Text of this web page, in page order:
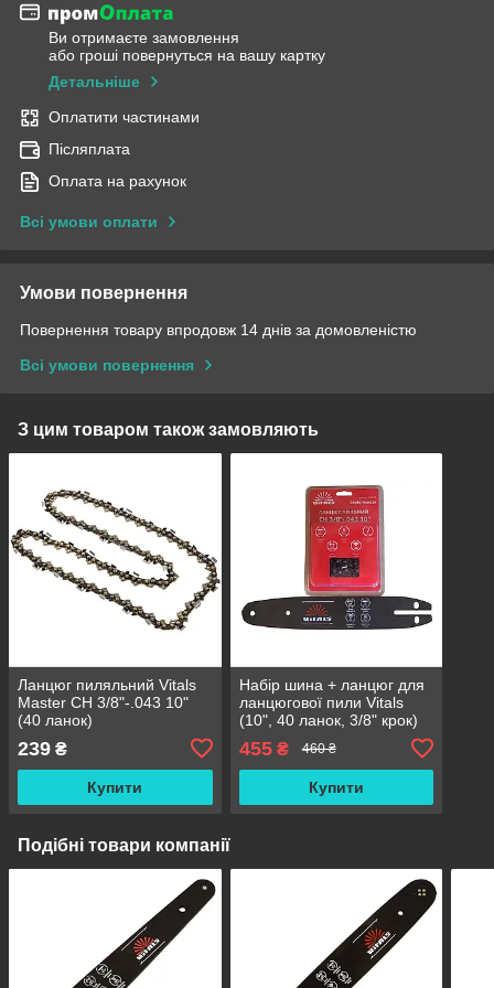
Ви отримаєте замовлення
або гроші повернуться на вашу картку
Детальніше
Оплатити частинами
Післяплата
Оплата на рахунок
Всі умови оплати
Умови повернення
Повернення товару впродовж 14 днів за домовленістю
Всі умови повернення
З цим товаром також замовляють
Ланцюг пиляльний Vitals
Master СH 3/8"-.043 10"
(40 ланок)
239 ₴
Купити
Набір шина + ланцюг для
ланцюгової пили Vitals
(10", 40 ланок, 3/8" крок)
455₴ 460 ₴
Купити
Подібні товари компанії